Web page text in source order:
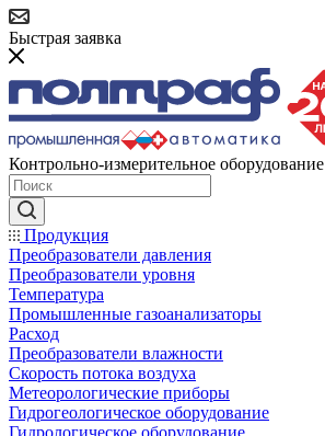
Быстрая заявка
Контрольно-измерительное оборудование
Продукция
Преобразователи давления
Преобразователи уровня
Температура
Промышленные газоанализаторы
Расход
Преобразователи влажности
Скорость потока воздуха
Метеорологические приборы
Гидрогеологическое оборудование
Гидрологическое оборудование